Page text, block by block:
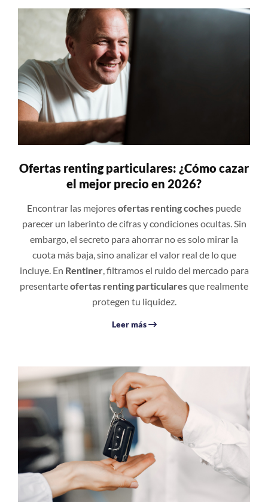
Ofertas renting particulares: ¿Cómo cazar
el mejor precio en 2026?
Encontrar las mejoresofertas renting coches puede
parecer un laberinto de cifras y condiciones ocultas. Sin
embargo, el secreto para ahorrar no es solo mirar la
cuota más baja, sino analizar el valor real de lo que
incluye. En Rentiner, filtramos el ruido del mercado para
presentarteofertas renting particularesque realmente
protegen tu liquidez.
Leer más